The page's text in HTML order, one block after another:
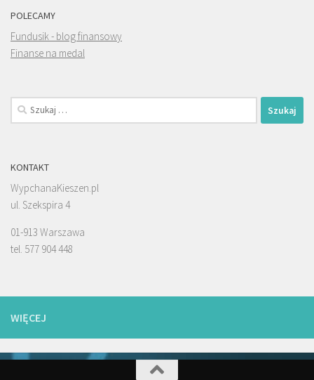
POLECAMY
Fundusik - blog finansowy
Finanse na medal
Szukaj:
KONTAKT
WypchanaKieszen.pl
ul. Szekspira 4
01-913 Warszawa
tel. 577 904 448
WIĘCEJ